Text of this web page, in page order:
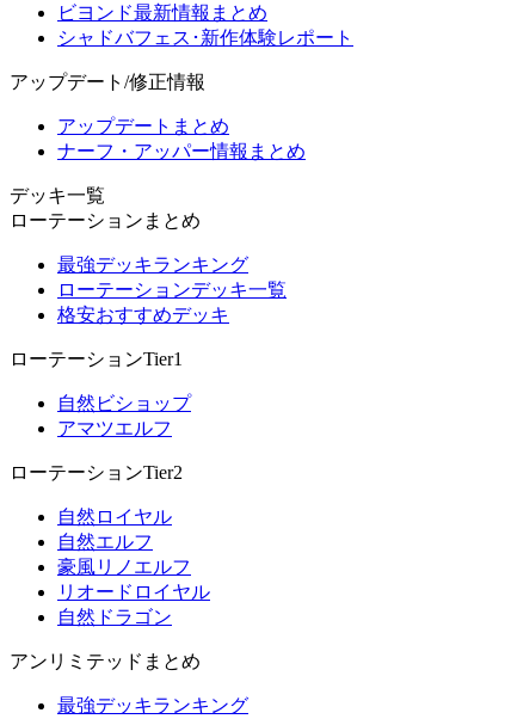
ビヨンド最新情報まとめ
シャドバフェス･新作体験レポート
アップデート/修正情報
アップデートまとめ
ナーフ・アッパー情報まとめ
デッキ一覧
ローテーションまとめ
最強デッキランキング
ローテーションデッキ一覧
格安おすすめデッキ
ローテーションTier1
自然ビショップ
アマツエルフ
ローテーションTier2
自然ロイヤル
自然エルフ
豪風リノエルフ
リオードロイヤル
自然ドラゴン
アンリミテッドまとめ
最強デッキランキング